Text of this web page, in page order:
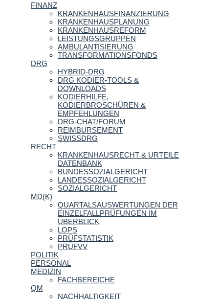
FINANZ
KRANKENHAUSFINANZIERUNG
KRANKENHAUSPLANUNG
KRANKENHAUSREFORM
LEISTUNGSGRUPPEN
AMBULANTISIERUNG
TRANSFORMATIONSFONDS
DRG
HYBRID-DRG
DRG KODIER-TOOLS &
DOWNLOADS
KODIERHILFE,
KODIERBROSCHÜREN &
EMPFEHLUNGEN
DRG-CHAT/FORUM
REIMBURSEMENT
SWISSDRG
RECHT
KRANKENHAUSRECHT & URTEILE
DATENBANK
BUNDESSOZIALGERICHT
LANDESSOZIALGERICHT
SOZIALGERICHT
MD(K)
QUARTALSAUSWERTUNGEN DER
EINZELFALLPRÜFUNGEN IM
ÜBERBLICK
LOPS
PRÜFSTATISTIK
PRÜFVV
POLITIK
PERSONAL
MEDIZIN
FACHBEREICHE
QM
NACHHALTIGKEIT